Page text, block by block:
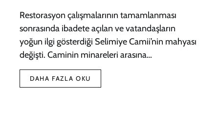
Restorasyon çalışmalarının tamamlanması
sonrasında ibadete açılan ve vatandaşların
yoğun ilgi gösterdiği Selimiye Camii’nin mahyası
değişti. Caminin minareleri arasına…
DAHA FAZLA OKU